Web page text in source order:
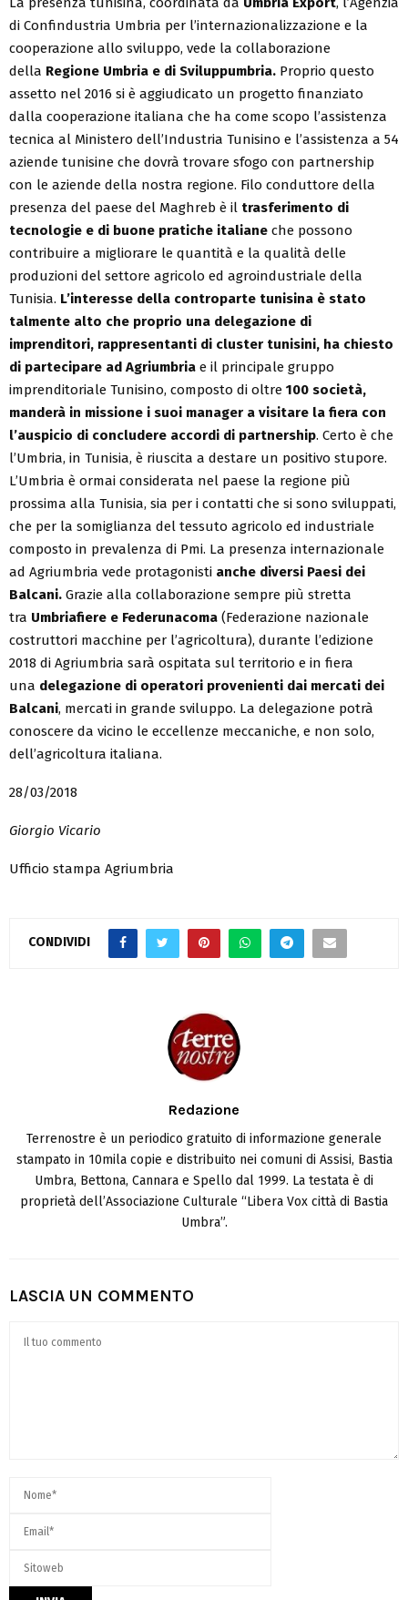
di Confindustria Umbria per l’internazionalizzazione e la
cooperazione allo sviluppo, vede la collaborazione
della Regione Umbria e di Sviluppumbria. Proprio questo
assetto nel 2016 si è aggiudicato un progetto finanziato
dalla cooperazione italiana che ha come scopo l’assistenza
tecnica al Ministero dell’Industria Tunisino e l’assistenza a 54
aziende tunisine che dovrà trovare sfogo con partnership
con le aziende della nostra regione. Filo conduttore della
presenza del paese del Maghreb è il trasferimento di
tecnologie e di buone pratiche italiane che possono
contribuire a migliorare le quantità e la qualità delle
produzioni del settore agricolo ed agroindustriale della
Tunisia. L’interesse della controparte tunisina è stato
talmente alto che proprio una delegazione di
imprenditori, rappresentanti di cluster tunisini, ha chiesto
di partecipare ad Agriumbria e il principale gruppo
imprenditoriale Tunisino, composto di oltre 100 società,
manderà in missione i suoi manager a visitare la fiera con
l’auspicio di concludere accordi di partnership. Certo è che
l’Umbria, in Tunisia, è riuscita a destare un positivo stupore.
L’Umbria è ormai considerata nel paese la regione più
prossima alla Tunisia, sia per i contatti che si sono sviluppati,
che per la somiglianza del tessuto agricolo ed industriale
composto in prevalenza di Pmi. La presenza internazionale
ad Agriumbria vede protagonisti anche diversi Paesi dei
Balcani. Grazie alla collaborazione sempre più stretta
tra Umbriafiere e Federunacoma (Federazione nazionale
costruttori macchine per l’agricoltura), durante l’edizione
2018 di Agriumbria sarà ospitata sul territorio e in fiera
una delegazione di operatori provenienti dai mercati dei
Balcani, mercati in grande sviluppo. La delegazione potrà
conoscere da vicino le eccellenze meccaniche, e non solo,
dell’agricoltura italiana.
28/03/2018
Giorgio Vicario
Ufficio stampa Agriumbria
CONDIVIDI
Redazione
Terrenostre è un periodico gratuito di informazione generale
stampato in 10mila copie e distribuito nei comuni di Assisi, Bastia
Umbra, Bettona, Cannara e Spello dal 1999. La testata è di
proprietà dell’Associazione Culturale “Libera Vox città di Bastia
Umbra”.
LASCIA UN COMMENTO